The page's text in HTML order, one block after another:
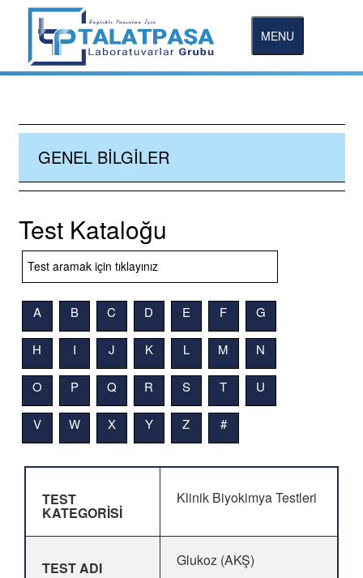
MENU
GENEL BILGILER
Test Kataloğu
A B C D E F G
H I J K L M N
O P Q R S T U
V W X Y Z #
TEST
KATEGORİSİ
Klinik Biyokimya Testleri
TEST ADI Glukoz (AKŞ)